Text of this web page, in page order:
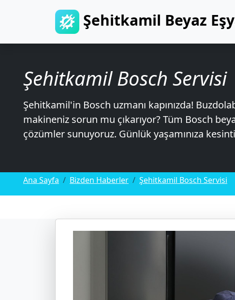
Şehitkamil Beyaz
Şehitkamil Bosch Servisi
Şehitkamil'in Bosch uzmanı kapınızda!
makineniz sorun mu çıkarıyor? Tüm Bosch
çözümler sunuyoruz. Günlük yaşamınıza
Ana Sayfa Bizden Haberler Şehitkamil Bosch Servisi